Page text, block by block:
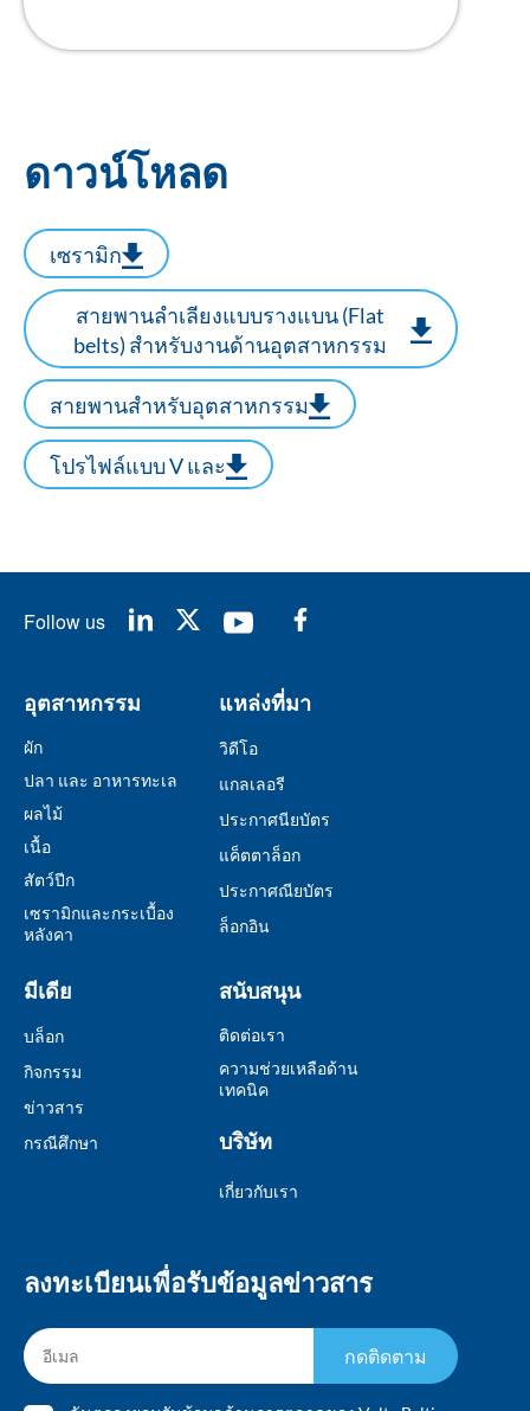
ดาวน์โหลด
เซรามิก
สายพานลำเลียงแบบรางแบน (Flat
belts) สำหรับงานด้านอุตสาหกรรม
สายพานสำหรับอุตสาหกรรม
โปรไฟล์แบบ V และ
Follow us
อุตสาหกรรม
ผัก
ปลา และ อาหารทะเล
ผลไม้
เนื้อ
สัตว์ปีก
เซรามิกและกระเบื้อง
หลังคา
แหล่งที่มา
วิดีโอ
แกลเลอรี
ประกาศนียบัตร
แค็ตตาล็อก
ประกาศณียบัตร
ล็อกอิน
มีเดีย
บล็อก
กิจกรรม
ข่าวสาร
กรณีศึกษา
สนับสนุน
ติดต่อเรา
ความช่วยเหลือด้าน
เทคนิค
บริษัท
เกี่ยวกับเรา
ลงทะเบียนเพื่อรับข้อมูลข่าวสาร
กดติดตาม